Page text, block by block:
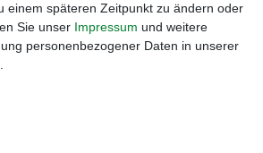
einem späteren Zeitpunkt zu ändern oder
Sie unser Impressum und weitere
personenbezogener Daten in unserer